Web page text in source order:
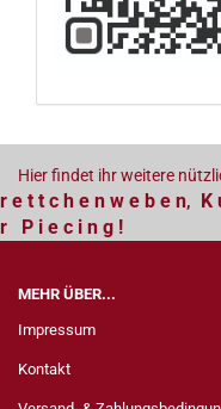
Hier findet ihr weitere
r e t t c h e n w e b e n, K
r P i e c i n g !
MEHR ÜBER...
Impressum
Kontakt